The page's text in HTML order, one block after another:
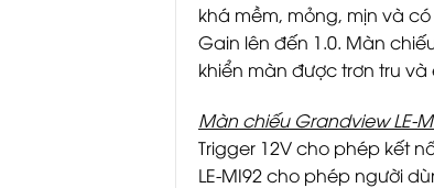
khá mềm, mỏng, mịn và
Gain lên đến 1.0. Màn
khiển màn được trơn tru và
Màn chiếu Grandview LE-
Trigger 12V cho phép kết
LE-MI92 cho phép người